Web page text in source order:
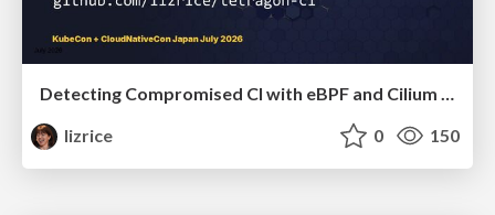
Detecting Compromised CI with eBPF and Cilium Tetragon
lizrice
0 150